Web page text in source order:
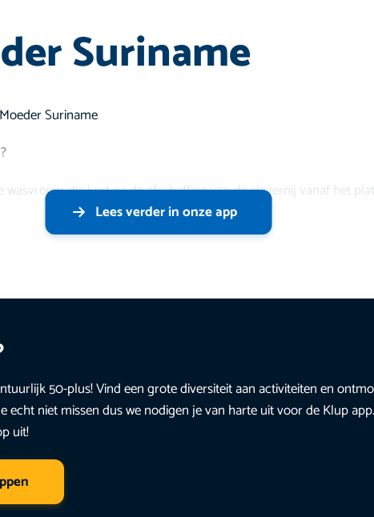
Suriname
Suriname
wasvrouw, die kort na de afschaffing van de slavernij vanaf het
Lees verder in onze app
50-plus! Vind een grote diversiteit aan activiteiten en
echt niet missen dus we nodigen je van harte uit voor de Klup
uit!